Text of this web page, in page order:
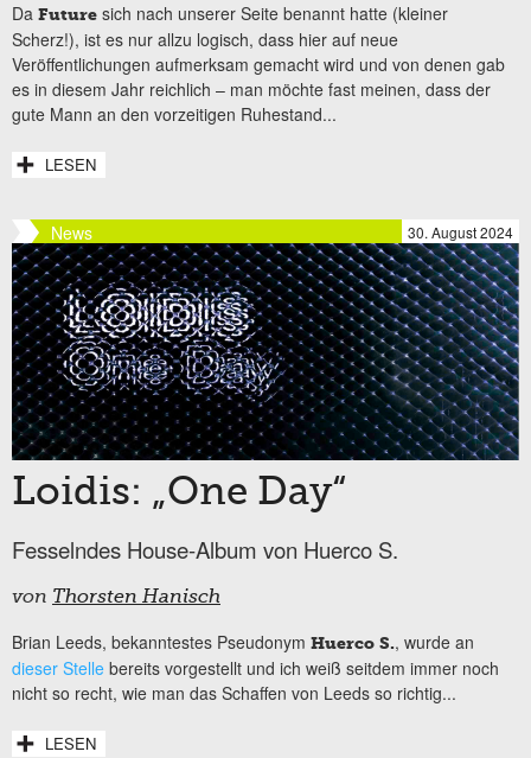
Da Future sich nach unserer Seite benannt hatte (kleiner
Scherz!), ist es nur allzu logisch, dass hier auf neue
Veröffentlichungen aufmerksam gemacht wird und von denen gab
es in diesem Jahr reichlich – man möchte fast meinen, dass der
gute Mann an den vorzeitigen Ruhestand...
LESEN
News 30. August 2024
Loidis: „One Day“
Fesselndes House-Album von Huerco S.
von Thorsten Hanisch
Brian Leeds, bekanntestes Pseudonym Huerco S., wurde an
dieser Stelle bereits vorgestellt und ich weiß seitdem immer noch
nicht so recht, wie man das Schaffen von Leeds so richtig...
LESEN